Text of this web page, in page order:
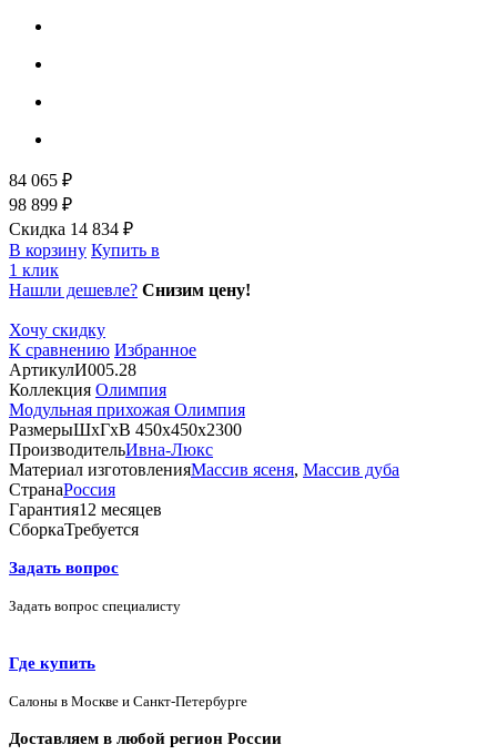
84 065 ₽
98 899 ₽
Скидка 14 834 ₽
В корзину Купить в
1 клик
Нашли дешевле? Снизим цену!
Хочу скидку
К сравнению Избранное
АртикулИ005.28
Коллекция Олимпия
Модульная прихожая Олимпия
РазмерыШхГхВ 450х450х2300
ПроизводительИвна-Люкс
Материал изготовленияМассив ясеня, Массив дуба
СтранаРоссия
Гарантия12 месяцев
СборкаТребуется
Задать вопрос
Задать вопрос специалисту
Где купить
Салоны в Москве и Санкт-Петербурге
Доставляем в любой регион России